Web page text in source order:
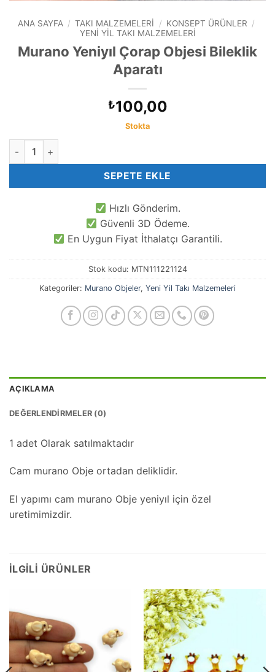
ANA SAYFA / TAKI MALZEMELERI / KONSEPT ÜRÜNLER /
YENI YIL TAKI MALZEMELERI
Murano Yeniyıl Çorap Objesi Bileklik
Aparatı
₺100,00
Stokta
Murano Yeniyıl Çorap Objesi Bileklik Aparatı adet
SEPETE EKLE
Hızlı Gönderim.
Güvenli 3D Ödeme.
En Uygun Fiyat İthalatçı Garantili.
Stok kodu: MTN111221124
Kategoriler: Murano Objeler, Yeni Yil Takı Malzemeleri
AÇIKLAMA
DEĞERLENDIRMELER (0)
1 adet Olarak satılmaktadır
Cam murano Obje ortadan deliklidir.
El yapımı cam murano Obje yeniyıl için özel
uretimimizdir.
İLGILI ÜRÜNLER